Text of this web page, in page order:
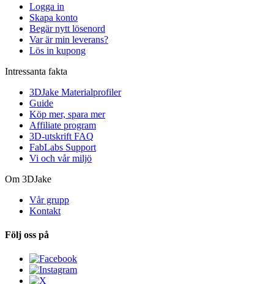
Logga in
Skapa konto
Begär nytt lösenord
Var är min leverans?
Lös in kupong
Intressanta fakta
3DJake Materialprofiler
Guide
Köp mer, spara mer
Affiliate program
3D-utskrift FAQ
FabLabs Support
Vi och vår miljö
Om 3DJake
Vår grupp
Kontakt
Följ oss på